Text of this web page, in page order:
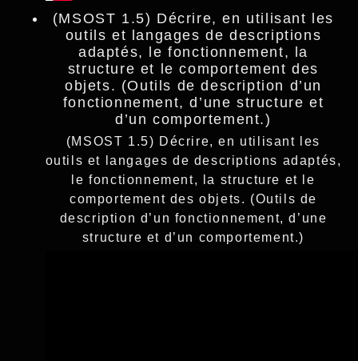
(MSOST 1.5) Décrire, en utilisant les
outils et langages de descriptions
adaptés, le fonctionnement, la
structure et le comportement des
objets. (Outils de description d’un
fonctionnement, d’une structure et
d’un comportement.)
(MSOST 1.5) Décrire, en utilisant les
outils et langages de descriptions adaptés,
le fonctionnement, la structure et le
comportement des objets. (Outils de
description d’un fonctionnement, d’une
structure et d’un comportement.)